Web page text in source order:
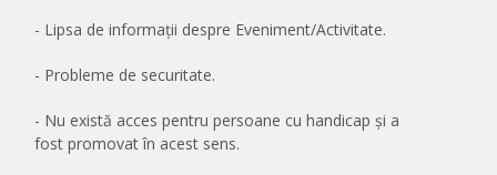
- Lipsa de informații despre Eveniment/Activitate.
- Probleme de securitate.
- Nu există acces pentru persoane cu handicap și a
fost promovat în acest sens.